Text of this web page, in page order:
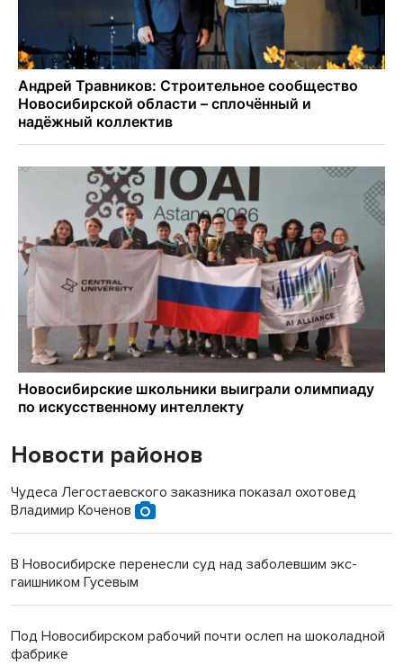
Новости районов
Чудеса Легостаевского заказника показал охотовед
Владимир Коченов
В Новосибирске перенесли суд над заболевшим экс-
гаишником Гусевым
Под Новосибирском рабочий почти ослеп на шоколадной
фабрике